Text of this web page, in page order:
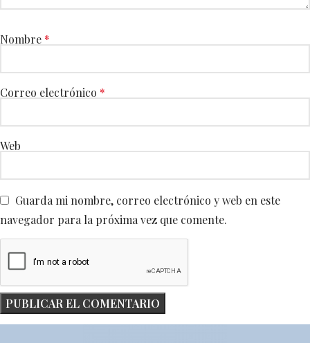
Nombre *
Correo electrónico *
Web
Guarda mi nombre, correo electrónico y web en este
navegador para la próxima vez que comente.